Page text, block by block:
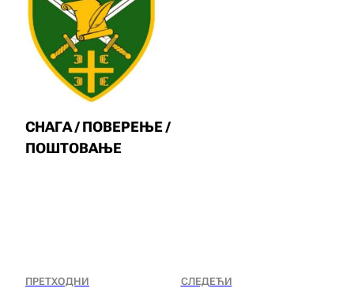
СНАГА / ПОВЕРЕЊЕ /
ПОШТОВАЊЕ
ПРЕТХОДНИ СЛЕДЕЋИ